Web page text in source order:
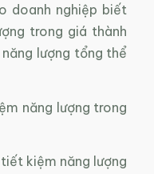
doanh nghiệp biết
trong giá thành
lượng tổng thể
năng lượng trong
kiệm năng lượng